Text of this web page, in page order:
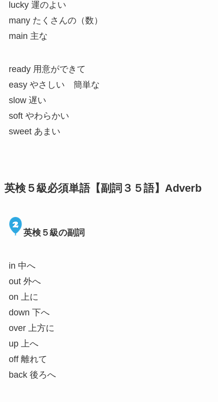
lucky 運のよい
many たくさんの（数）
main 主な
ready 用意ができて
easy やさしい 簡単な
slow 遅い
soft やわらかい
sweet あまい
英検５級必須単語【副詞３５語】Adverb
英検５級の副詞
in 中へ
out 外へ
on 上に
down 下へ
over 上方に
up 上へ
off 離れて
back 後ろへ